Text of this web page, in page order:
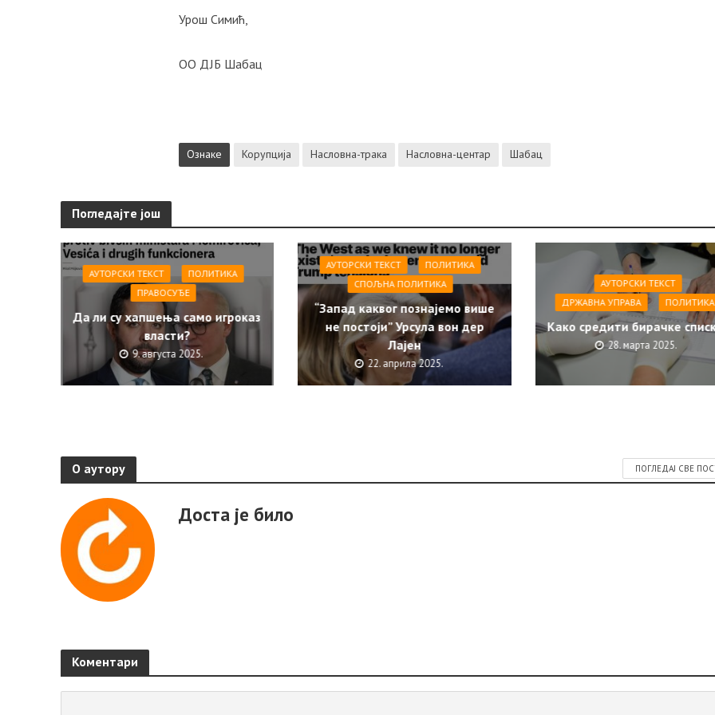
Урош Симић,
ОО ДЈБ Шабац
Ознаке Корупција Насловна-трака Насловна-центар Шабац
Погледајте још
АУТОРСКИ ТЕКСТ
ПОЛИТИКА
ПРАВОСУЂЕ
Да ли су хапшења само игроказ
власти?
9. августа 2025.
АУТОРСКИ ТЕКСТ
ПОЛИТИКА
СПОЉНА ПОЛИТИКА
“Запад каквог познајемо више
не постоји” Урсула вон дер
Лајен
22. априла 2025.
АУТОРСКИ ТЕКСТ
ДРЖАВНА УПРАВА
ПОЛИТИКА
Како средити бирачке
28. марта 2025.
О аутору ПОГЛЕДАЈ СВЕ
Доста је било
Коментари